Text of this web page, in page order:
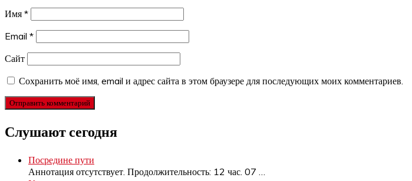
Имя *
Email *
Сайт
Сохранить моё имя, email и адрес сайта в этом браузере для последующих моих комментариев.
Слушают сегодня
Посредине пути
Аннотация отсутствует. Продолжительность: 12 час. 07